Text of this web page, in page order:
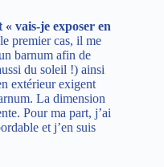
vais-je exposer en
premier cas, il me
barnum afin de
du soleil !) ainsi
extérieur exigent
La dimension
Pour ma part, j’ai
et j’en suis